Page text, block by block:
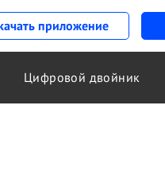
приложение
Цифровой двойник